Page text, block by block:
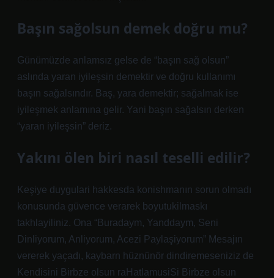
Başın sağolsun demek doğru mu?
Günümüzde anlamsız gelse de “başın sağ olsun”
aslında yaran iyileşsin demektir ve doğru kullanımı
başın sağalsındır. Baş, yara demektir; sağalmak ise
iyileşmek anlamına gelir. Yani başın sağalsın derken
“yaran iyileşsin” deriz.
Yakını ölen biri nasıl teselli edilir?
Keşiye duygulari hakkesda konishmanın sorun olmadı
konusunda güvence verarek boyutukilmaskı
takhlayiliniz. Ona “Buradaym, Yanddaym, Seni
Dinliyorum, Anliyorum, Acezi Paylaşiyorum” Mesajın
vererek yaçadı, kaybarn hüznünör dindiremeseniziz de
Kendisini Birbze olsun raHatlamusiSi Birbze olsun